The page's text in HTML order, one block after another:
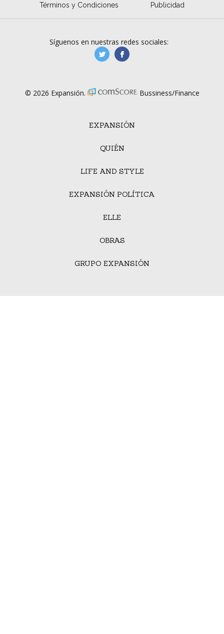
Términos y Condiciones Publicidad
EXPANSIÓN
QUIÉN
LIFE AND STYLE
EXPANSIÓN POLÍTICA
ELLE
OBRAS
GRUPO EXPANSIÓN
Síguenos en nuestras redes sociales:
manufacturaGE
© 2026 Expansión. Bussiness/Finance